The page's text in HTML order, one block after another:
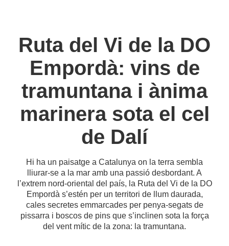
Ruta del Vi de la DO
Empordà: vins de
tramuntana i ànima
marinera sota el cel
de Dalí
Hi ha un paisatge a Catalunya on la terra sembla
lliurar-se a la mar amb una passió desbordant. A
l’extrem nord-oriental del país, la Ruta del Vi de la DO
Empordà s’estén per un territori de llum daurada,
cales secretes emmarcades per penya-segats de
pissarra i boscos de pins que s’inclinen sota la força
del vent mític de la zona: la tramuntana.